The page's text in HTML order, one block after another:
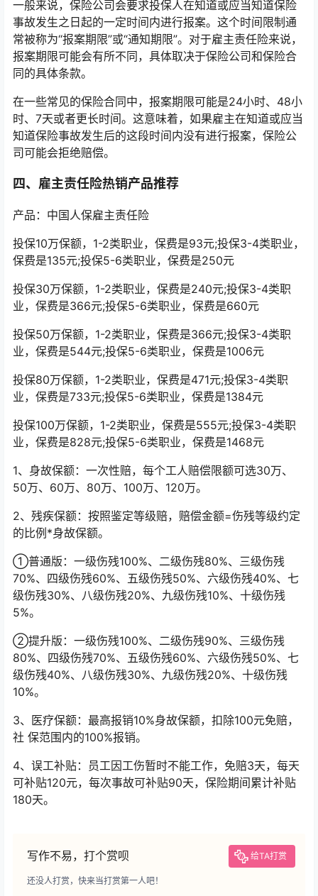
一般来说，保险公司会要求投保人在知道或应当知道保险
事故发生之日起的一定时间内进行报案。这个时间限制通
常被称为“报案期限”或“通知期限”。对于雇主责任险来说，
报案期限可能会有所不同，具体取决于保险公司和保险合
同的具体条款。
在一些常见的保险合同中，报案期限可能是24小时、48小
时、7天或者更长时间。这意味着，如果雇主在知道或应当
知道保险事故发生后的这段时间内没有进行报案，保险公
司可能会拒绝赔偿。
四、雇主责任险热销产品推荐
产品：中国人保雇主责任险
投保10万保额，1-2类职业，保费是93元;投保3-4类职业，
保费是135元;投保5-6类职业，保费是250元
投保30万保额，1-2类职业，保费是240元;投保3-4类职
业，保费是366元;投保5-6类职业，保费是660元
投保50万保额，1-2类职业，保费是366元;投保3-4类职
业，保费是544元;投保5-6类职业，保费是1006元
投保80万保额，1-2类职业，保费是471元;投保3-4类职
业，保费是733元;投保5-6类职业，保费是1384元
投保100万保额，1-2类职业，保费是555元;投保3-4类职
业，保费是828元;投保5-6类职业，保费是1468元
1、身故保额：一次性赔，每个工人赔偿限额可选30万、
50万、60万、80万、100万、120万。
2、残疾保额：按照鉴定等级赔，赔偿金额=伤残等级约定
的比例*身故保额。
①普通版：一级伤残100%、二级伤残80%、三级伤残
70%、四级伤残60%、五级伤残50%、六级伤残40%、七
级伤残30%、八级伤残20%、九级伤残10%、十级伤残
5%。
②提升版：一级伤残100%、二级伤残90%、三级伤残
80%、四级伤残70%、五级伤残60%、六级伤残50%、七
级伤残40%、八级伤残30%、九级伤残20%、十级伤残
10%。
3、医疗保额：最高报销10%身故保额，扣除100元免赔，
社 保范围内的100%报销。
4、误工补贴：员工因工伤暂时不能工作，免赔3天，每天
可补贴120元，每次事故可补贴90天，保险期间累计补贴
180天。
写作不易，打个赏呗 给TA打赏
还没人打赏，快来当打赏第一人吧！